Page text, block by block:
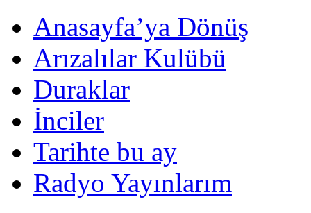
Anasayfa’ya Dönüş
Arızalılar Kulübü
Duraklar
İnciler
Tarihte bu ay
Radyo Yayınlarım